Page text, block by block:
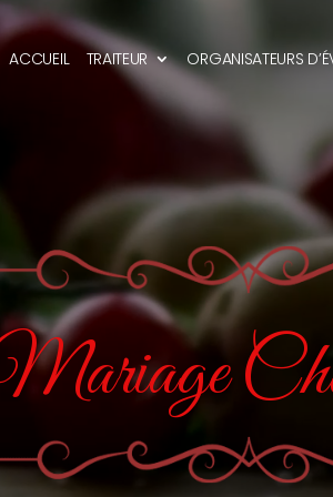
ACCUEIL TRAITEUR ORGANISATEURS